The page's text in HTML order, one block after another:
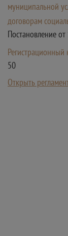
муниципальной
договорам
Постановление
Регистрационный
50
Открыть